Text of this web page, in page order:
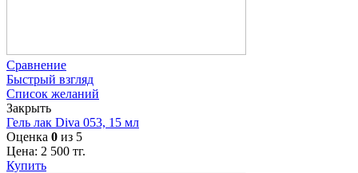
Сравнение
Быстрый взгляд
Список желаний
Закрыть
Гель лак Diva 053, 15 мл
Оценка 0 из 5
Цена: 2 500 тг.
Купить